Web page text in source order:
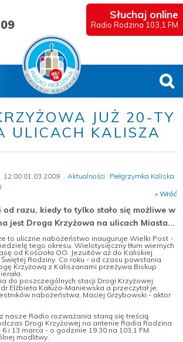
Słuchaj online
Radio Rodzina 103,1 FM
JUŻ 20-TY
ULICACH KALISZA
12:00 01.03.2009 Aktualności
Pielgrzymka Kaliska
« Wróć
od razu, kiedy to tylko stało się możliwe w
jest Droga Krzyżowa na ulicach Miasta...
to uliczne nabożeństwo inauguruje Wielki Post -
tego okresu. Wielotysięczny tłum wiernych
od Kościoła OO. Jezuitów aż do Kaliskiej
Rodziny. Co roku - od czasu powstania
Krzyżową z Kaliszanami przeżywa Biskup
do poszczególnych stacji Drogi Krzyżowej
Elżbieta Kałuża-Maniewska a przeczytał je,
nabożeństwa, Maciej Grzybowski - aktor
nasze Radio rozważania staną się treścią
Drogi Krzyżowej na antenie Radia Rodzina
i 13 marca - o godzinie 19.30 na 103,1 FM.
modlitwy.